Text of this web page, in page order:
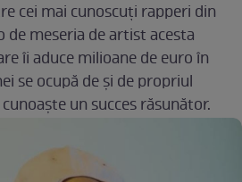
cei mai cunoscuți rapperi din
de meseria de artist acesta
îi aduce milioane de euro în
se ocupă de și de propriul
un succes răsunător.